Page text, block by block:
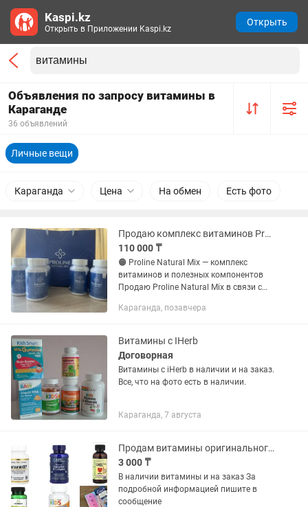
Объявления по запросу витамины в
Караганде
36 объявлений
Личные вещи
Караганда Цена На обмен Есть фото
Продаю комплекс витаминов Proline Natural Mix
110 000 ₸
🟠 Proline Natural Mix — комплекс
витаминов и полезных компонентов
Продаю Proline Natural Mix в связи с
витаминный комплекс. Не хочу
Караганда, позавчера
Витамины с IHerb
Договорная
Витамины с iHerb в наличии и на заказ.
Все, что на фото есть в наличии.
Караганда, 7 августа
Продам витамины оригинального качества
3 000 ₸
В наличии витамины и на заказ За
подробной информацией пишите в
сообщение
Kaspi.kz
Открыть в Приложении Kaspi.kz
Открыть